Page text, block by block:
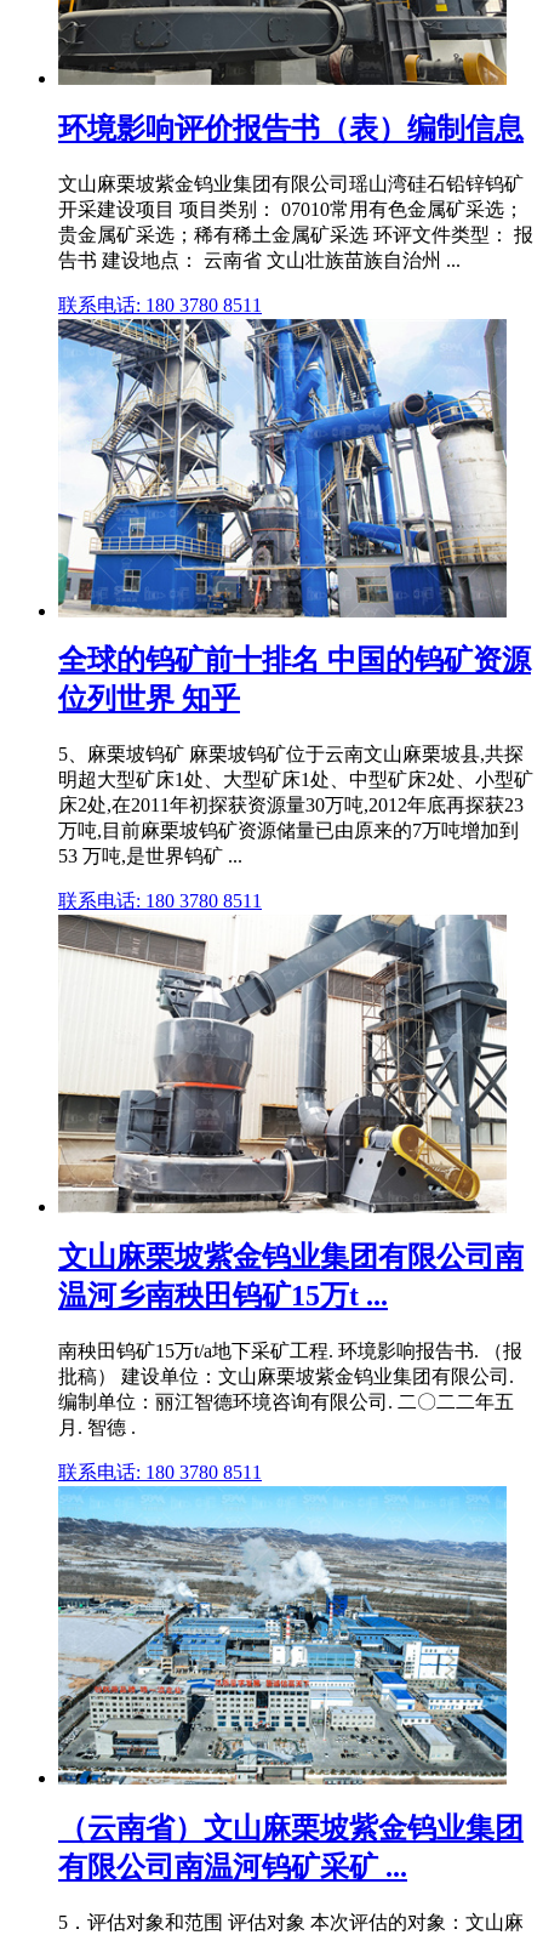
环境影响评价报告书（表）编制信息
文山麻栗坡紫金钨业集团有限公司瑶山湾硅石铅锌钨矿
开采建设项目 项目类别： 07010常用有色金属矿采选；
贵金属矿采选；稀有稀土金属矿采选 环评文件类型： 报
告书 建设地点： 云南省 文山壮族苗族自治州 ...
联系电话: 180 3780 8511
全球的钨矿前十排名 中国的钨矿资源
位列世界 知乎
5、麻栗坡钨矿 麻栗坡钨矿位于云南文山麻栗坡县,共探
明超大型矿床1处、大型矿床1处、中型矿床2处、小型矿
床2处,在2011年初探获资源量30万吨,2012年底再探获23
万吨,目前麻栗坡钨矿资源储量已由原来的7万吨增加到
53 万吨,是世界钨矿 ...
联系电话: 180 3780 8511
文山麻栗坡紫金钨业集团有限公司南
温河乡南秧田钨矿15万t ...
南秧田钨矿15万t/a地下采矿工程. 环境影响报告书. （报
批稿） 建设单位：文山麻栗坡紫金钨业集团有限公司.
编制单位：丽江智德环境咨询有限公司. 二〇二二年五
月. 智德 .
联系电话: 180 3780 8511
（云南省）文山麻栗坡紫金钨业集团
有限公司南温河钨矿采矿 ...
5．评估对象和范围 评估对象 本次评估的对象：文山麻